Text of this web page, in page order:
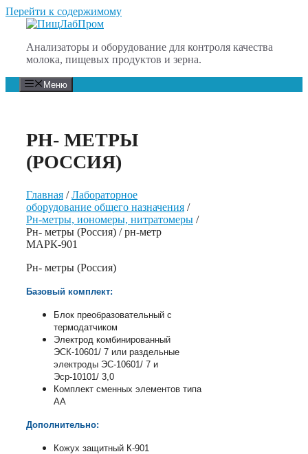
Перейти к содержимому
Анализаторы и оборудование для контроля качества
молока, пищевых продуктов и зерна.
Меню
РН- МЕТРЫ
(РОССИЯ)
Главная /Лабораторное
оборудование общего назначения /
Рн-метры, иономеры, нитратомеры /
Рн- метры (Россия) / рн-метр
МАРК-901
Рн- метры (Россия)
Базовый комплект:
Блок преобразовательный с
термодатчиком
Электрод комбинированный
ЭСК-10601/ 7 или раздельные
электроды ЭС-10601/ 7 и
Эср-10101/ 3,0
Комплект сменных элементов типа
АА
Дополнительно:
Кожух защитный К-901